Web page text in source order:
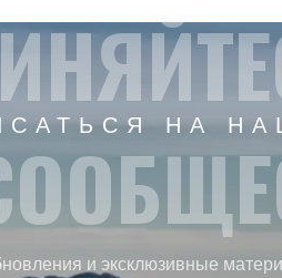
НА
и эксклюзивные